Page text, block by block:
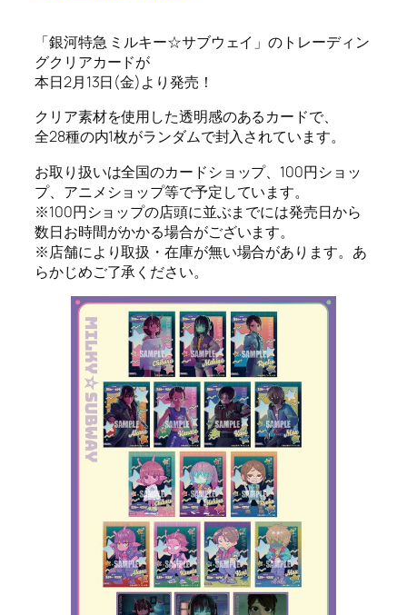
「銀河特急 ミルキー☆サブウェイ」のトレーディン
グクリアカードが
本日2月13日(金)より発売！
クリア素材を使用した透明感のあるカードで、
全28種の内1枚がランダムで封入されています。
お取り扱いは全国のカードショップ、100円ショッ
プ、アニメショップ等で予定しています。
※100円ショップの店頭に並ぶまでには発売日から
数日お時間がかかる場合がございます。
※店舗により取扱・在庫が無い場合があります。あ
らかじめご了承ください。